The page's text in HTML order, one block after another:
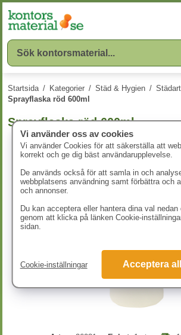
Startsida / Kategorier / Städ & Hygien /
Sprayflaska röd 600ml
Sprayflaska röd 600ml
Vi använder oss av cookies
Vi använder Cookies för att säkerställa att
korrekt och ge dig bäst användarupplevelse.
De används också för att samla in och
webbplatsens användning samt förbättra och
och annonser.
Du kan acceptera eller hantera dina val
genom att klicka på länken Cookie-
sidan.
Cookie-inställningar Acceptera